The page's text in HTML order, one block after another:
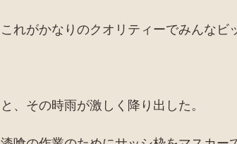
これがかなりのクオリティーでみんなビ
と、その時雨が激しく降り出した。